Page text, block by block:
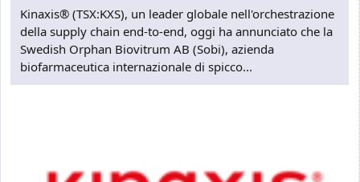
Kinaxis® (TSX:KXS), un leader globale nell'orchestrazione
della supply chain end-to-end, oggi ha annunciato che la
Swedish Orphan Biovitrum AB (Sobi), azienda
biofarmaceutica internazionale di spicco...